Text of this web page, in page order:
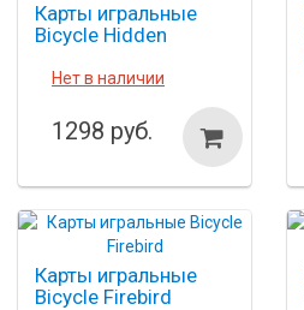
Карты игральные
Bicycle Hidden
Нет в наличии
1298 руб.
Карты игральные
Bicycle Firebird